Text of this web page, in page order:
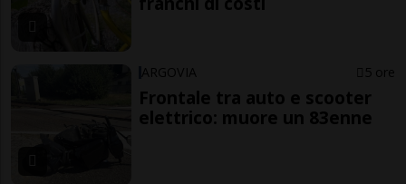
ARGOVIA 5 ore
Frontale tra auto e scooter
elettrico: muore un 83enne